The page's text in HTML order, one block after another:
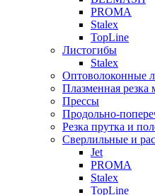
PROMA
Stalex
TopLine
Листогибы
Stalex
Оптоволоконные
Плазменная резка
Прессы
Продольно-
Резка прутка и
Сверлильные и
Jet
PROMA
Stalex
TopLine